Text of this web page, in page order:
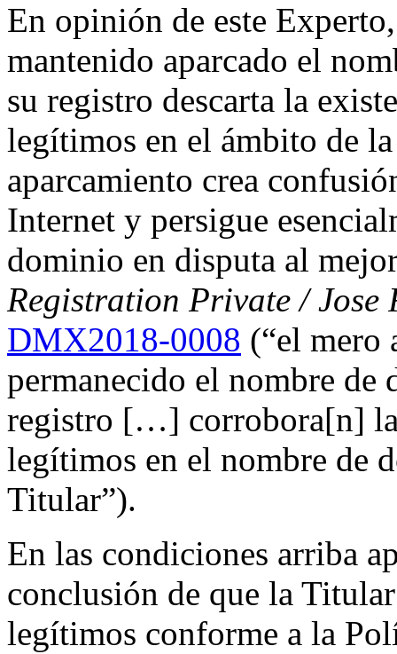
En opinión de este
mantenido aparcado el
su registro descarta la
legítimos en el ámbito de
aparcamiento crea
Internet y persigue
dominio en disputa al
Registration Private / Jose
DMX2018-0008 (“el mero
permanecido el nombre de
registro […] corrobora[n] la
legítimos en el nombre de
Titular”).
En las condiciones arriba
conclusión de que la
legítimos conforme a la